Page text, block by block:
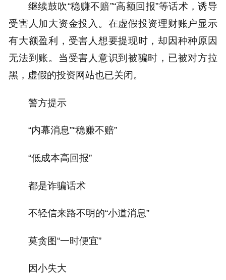
继续鼓吹“稳赚不赔”“高额回报”等话术，诱导
受害人加大资金投入。在虚假投资理财账户显示
有大额盈利，受害人想要提现时，却因种种原因
无法到账。当受害人意识到被骗时，已被对方拉
黑，虚假的投资网站也已关闭。
警方提示
“内幕消息”“稳赚不赔”
“低成本高回报”
都是诈骗话术
不轻信来路不明的“小道消息”
莫贪图“一时便宜”
因小失大